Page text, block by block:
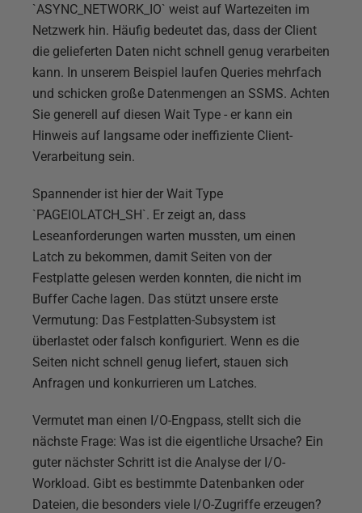
`ASYNC_NETWORK_IO` weist auf Wartezeiten im
Netzwerk hin. Häufig bedeutet das, dass der Client
die gelieferten Daten nicht schnell genug verarbeiten
kann. In unserem Beispiel laufen Queries mehrfach
und schicken große Datenmengen an SSMS. Achten
Sie generell auf diesen Wait Type - er kann ein
Hinweis auf langsame oder ineffiziente Client-
Verarbeitung sein.
Spannender ist hier der Wait Type
`PAGEIOLATCH_SH`. Er zeigt an, dass
Leseanforderungen warten mussten, um einen
Latch zu bekommen, damit Seiten von der
Festplatte gelesen werden konnten, die nicht im
Buffer Cache lagen. Das stützt unsere erste
Vermutung: Das Festplatten-Subsystem ist
überlastet oder falsch konfiguriert. Wenn es die
Seiten nicht schnell genug liefert, stauen sich
Anfragen und konkurrieren um Latches.
Vermutet man einen I/O-Engpass, stellt sich die
nächste Frage: Was ist die eigentliche Ursache? Ein
guter nächster Schritt ist die Analyse der I/O-
Workload. Gibt es bestimmte Datenbanken oder
Dateien, die besonders viele I/O-Zugriffe erzeugen?